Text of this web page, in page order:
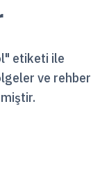
etiketi ile
ve rehber